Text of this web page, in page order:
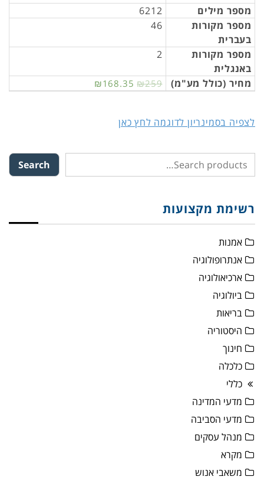
מספר מילים
6212
מספר מקורות
בעברית
46
מספר מקורות
באנגלית
2
מחיר (כולל מע"מ) ₪168.35 ₪259
לצפיה בסמינריון לדוגמה לחץ כאן
Search
רשימת מקצועות
אמנות
אנתרופולוגיה
ארכיאולוגיה
ביולוגיה
בריאות
היסטוריה
חינוך
כלכלה
כללי
מדעי המדינה
מדעי הסביבה
מנהל עסקים
מקרא
משאבי אנוש